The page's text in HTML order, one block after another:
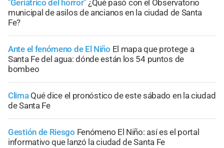
"Geriátrico del horror" ¿Qué pasó con el Observatorio
municipal de asilos de ancianos en la ciudad de Santa
Fe?
Ante el fenómeno de El Niño El mapa que protege a
Santa Fe del agua: dónde están los 54 puntos de
bombeo
Clima Qué dice el pronóstico de este sábado en la ciudad
de Santa Fe
Gestión de Riesgo Fenómeno El Niño: así es el portal
informativo que lanzó la ciudad de Santa Fe